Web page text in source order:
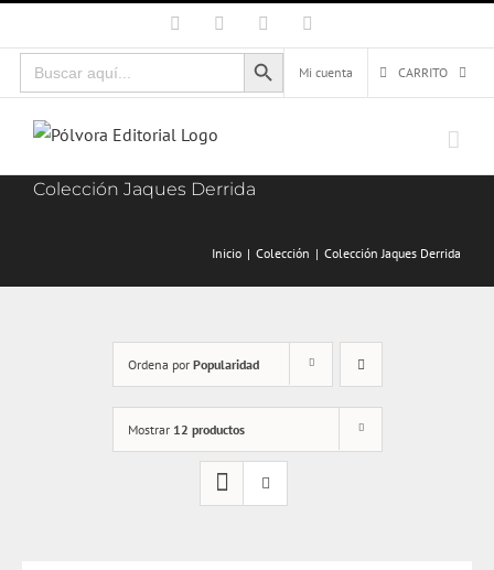
al
contenido
Facebook Instagram
Buscar:
Botón de búsqueda
Mi cuenta
CARRITO
Colección Jaques Derrida
Inicio Colección Colección Jaques Derrida
Ordena por Popularidad
Mostrar 12 productos